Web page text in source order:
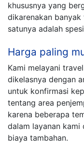
khususnya yang
dikarenakan
satunya adalah
Harga paling
Kami melayani
dikelasnya dengan
untuk konfirmasi
tentang area
karena beberapa
dalam layanan kami
biaya tambahan.